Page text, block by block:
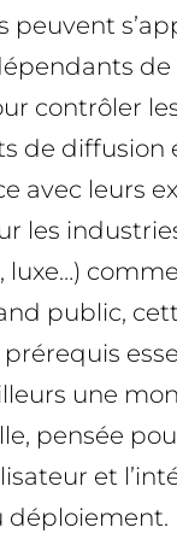
peuvent
contrôler
de diffusion
avec leurs
les
luxe…)
public,
une
pensée
et
déploiement.